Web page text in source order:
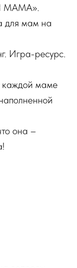
МАМА».
для мам на
Игра-ресурс.
каждой маме
она –